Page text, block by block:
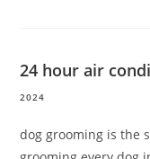
24 hour air
2024
dog grooming is the